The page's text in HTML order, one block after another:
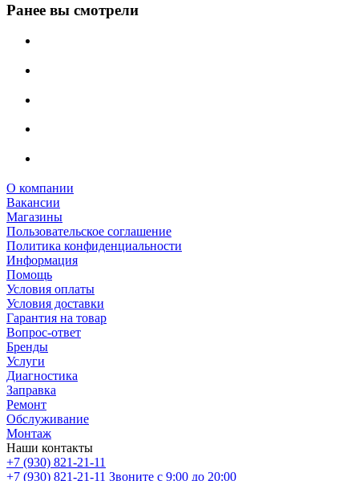
Ранее вы смотрели
О компании
Вакансии
Магазины
Пользовательское соглашение
Политика конфиденциальности
Информация
Помощь
Условия оплаты
Условия доставки
Гарантия на товар
Вопрос-ответ
Бренды
Услуги
Диагностика
Заправка
Ремонт
Обслуживание
Монтаж
Наши контакты
+7 (930) 821-21-11
+7 (930) 821-21-11 Звоните с 9:00 до 20:00